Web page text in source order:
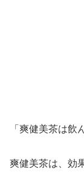
「爽健美茶は飲
爽健美茶は、効